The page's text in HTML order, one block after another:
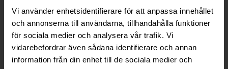
Vi använder enhetsidentifierare för att anpassa innehållet
och annonserna till användarna, tillhandahålla funktioner
för sociala medier och analysera vår trafik. Vi
vidarebefordrar även sådana identifierare och annan
information från din enhet till de sociala medier och